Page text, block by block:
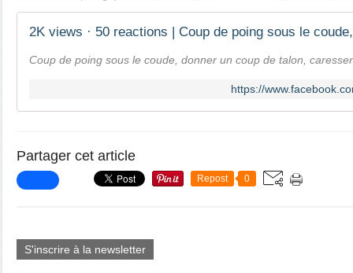
Coup de poing sous le coude, donner un coup de talon,
https://
Partager cet article
Repost 0
S'inscrire à la newsletter